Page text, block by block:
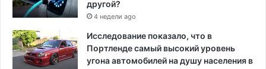
другой?
4 недели ago
Исследование показало, что в
Портленде самый высокий уровень
угона автомобилей на душу населения в